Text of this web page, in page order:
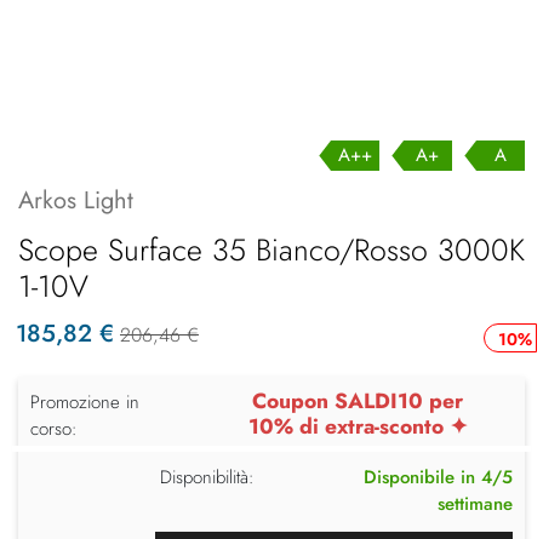
A++ A+ A
Arkos Light
Scope Surface 35 Bianco/Rosso 3000K
1-10V
10%
185,82 € 206,46 €
Promozione in
corso:
Coupon SALDI10 per
10% di extra-sconto ✦
Disponibilità:
Disponibile in 4/5
settimane